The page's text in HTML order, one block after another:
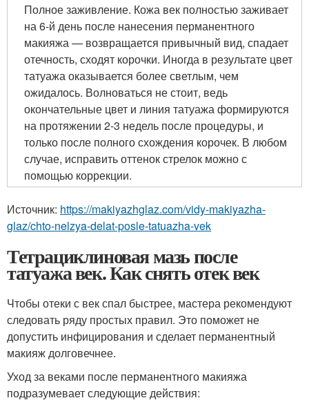
Полное заживление. Кожа век полностью заживает
на 6-й день после нанесения перманентного
макияжа — возвращается привычный вид, спадает
отечность, сходят корочки. Иногда в результате цвет
татуажа оказывается более светлым, чем
ожидалось. Волноваться не стоит, ведь
окончательные цвет и линия татуажа формируются
на протяжении 2-3 недель после процедуры, и
только после полного схождения корочек. В любом
случае, исправить оттенок стрелок можно с
помощью коррекции.
Источник: https://makiyazhglaz.com/vidy-makiyazha-
glaz/chto-nelzya-delat-posle-tatuazha-vek
Тетрациклиновая мазь после
татуажа век. Как снять отек век
Чтобы отеки с век спал быстрее, мастера рекомендуют
следовать ряду простых правил. Это поможет не
допустить инфицирования и сделает перманентный
макияж долговечнее.
Уход за веками после перманентного макияжа
подразумевает следующие действия: